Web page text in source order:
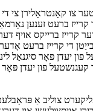
קרייז ברעט זענען
ברייקס אויף דער